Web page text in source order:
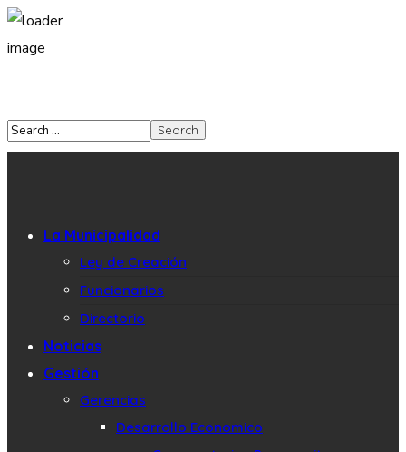
La Municipalidad
Ley de Creación
Funcionarios
Directorio
Noticias
Gestión
Gerencias
Desarrollo Economico